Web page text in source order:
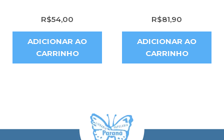
R$54,00
ADICIONAR AO
CARRINHO
R$81,90
ADICIONAR AO
CARRINHO